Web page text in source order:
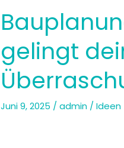
gelingt
Juni 9, 2025 /admin /Ideen